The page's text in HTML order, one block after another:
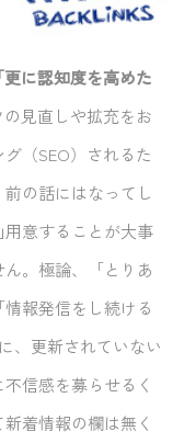
「更に認知度を高めた
見直しや拡充をお
（SEO）されるた
の話にはなってし
意することが大事
。極論、「とりあ
報発信をし続ける
、更新されていない
信感を募らせるく
着情報の欄は無く